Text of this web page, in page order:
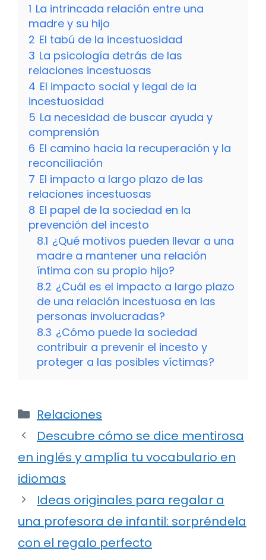
1 La intrincada relación entre una
madre y su hijo
2 El tabú de la incestuosidad
3 La psicología detrás de las
relaciones incestuosas
4 El impacto social y legal de la
incestuosidad
5 La necesidad de buscar ayuda y
comprensión
6 El camino hacia la recuperación y la
reconciliación
7 El impacto a largo plazo de las
relaciones incestuosas
8 El papel de la sociedad en la
prevención del incesto
8.1 ¿Qué motivos pueden llevar a una
madre a mantener una relación
íntima con su propio hijo?
8.2 ¿Cuál es el impacto a largo plazo
de una relación incestuosa en las
personas involucradas?
8.3 ¿Cómo puede la sociedad
contribuir a prevenir el incesto y
proteger a las posibles víctimas?
Categorías
Relaciones
Descubre cómo se dice mentirosa
en inglés y amplía tu vocabulario en
idiomas
Ideas originales para regalar a
una profesora de infantil: sorpréndela
con el regalo perfecto